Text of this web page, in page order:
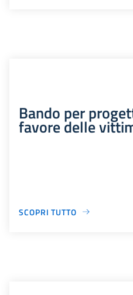
Bando per
favore delle
SCOPRI TUTTO